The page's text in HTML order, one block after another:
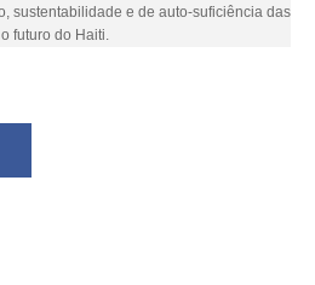
sustentabilidade e de auto-suficiência das
futuro do Haiti.